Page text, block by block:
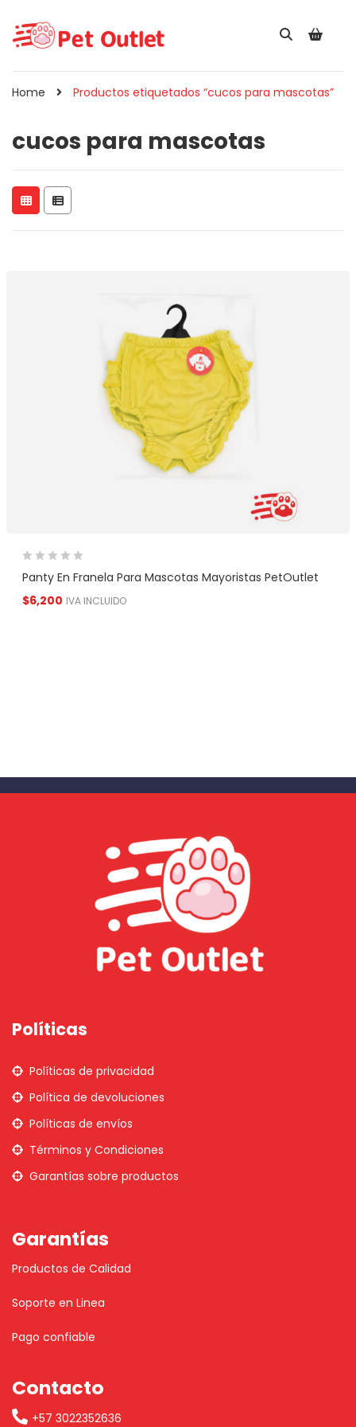
Home Productos etiquetados “cucos para mascotas”
cucos para mascotas
Panty En Franela Para Mascotas Mayoristas PetOutlet
$6,200 IVA INCLUIDO
Políticas
Políticas de privacidad
Política de devoluciones
Políticas de envíos
Términos y Condiciones
Garantías sobre productos
Garantías
Productos de Calidad
Soporte en Linea
Pago confiable
Contacto
+57 3022352636